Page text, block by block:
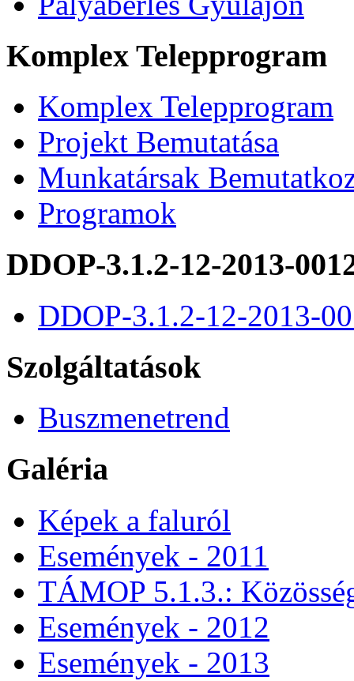
Komplex Telepprogram
Komplex Telepprogram
Projekt Bemutatása
Munkatársak
Programok
DDOP-3.1.2-12-2013-
DDOP-3.1.2-12-2013-
Szolgáltatások
Buszmenetrend
Galéria
Képek a faluról
Események - 2011
TÁMOP 5.1.3.:
Események - 2012
Események - 2013